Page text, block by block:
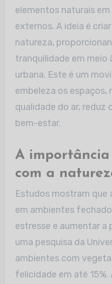
elementos naturais
externos. A ideia é
natureza,
tranquilidade em meio
urbana. Este é um
embeleza os espaços,
qualidade do ar, reduz
bem-estar.
A
com a
Estudos mostram que
em ambientes
estresse e aumentar a
uma pesquisa da
ambientes com
felicidade em até